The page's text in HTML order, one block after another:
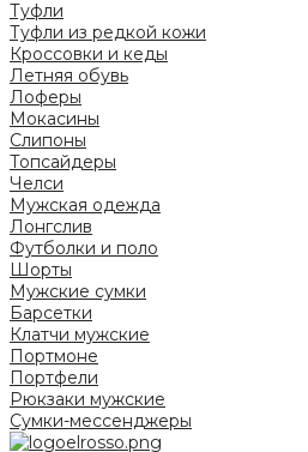
Туфли
Туфли из редкой кожи
Кроссовки и кеды
Летняя обувь
Лоферы
Мокасины
Слипоны
Топсайдеры
Челси
Мужская одежда
Лонгслив
Футболки и поло
Шорты
Мужские сумки
Барсетки
Клатчи мужские
Портмоне
Портфели
Рюкзаки мужские
Сумки-мессенджеры